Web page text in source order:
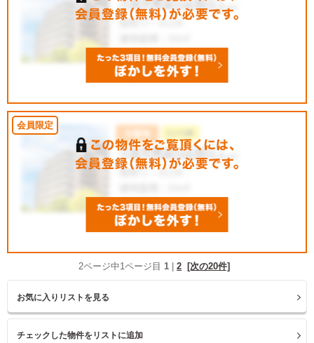
2ページ中1ページ目 1 | 2 [次の20件]
お気に入りリストを見る